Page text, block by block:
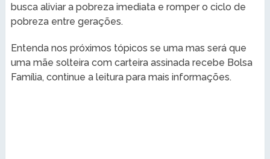
busca aliviar a pobreza imediata e romper o ciclo de
pobreza entre gerações.
Entenda nos próximos tópicos se uma mas será que
uma mãe solteira com carteira assinada recebe Bolsa
Família, continue a leitura para mais informações.